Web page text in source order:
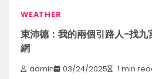
WEATHER
束沛德：我的兩個引路人-找
網
admin 03/24/2025 1 min